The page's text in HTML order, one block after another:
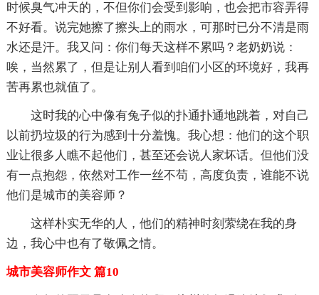
时候臭气冲天的，不但你们会受到影响，也会把市容弄得
不好看。说完她擦了擦头上的雨水，可那时已分不清是雨
水还是汗。我又问：你们每天这样不累吗？老奶奶说：
唉，当然累了，但是让别人看到咱们小区的环境好，我再
苦再累也就值了。
这时我的心中像有兔子似的扑通扑通地跳着，对自己
以前扔垃圾的行为感到十分羞愧。我心想：他们的这个职
业让很多人瞧不起他们，甚至还会说人家坏话。但他们没
有一点抱怨，依然对工作一丝不苟，高度负责，谁能不说
他们是城市的美容师？
这样朴实无华的人，他们的精神时刻萦绕在我的身
边，我心中也有了敬佩之情。
城市美容师作文 篇10